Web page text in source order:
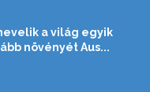
a világ egyik
növényét Aus...